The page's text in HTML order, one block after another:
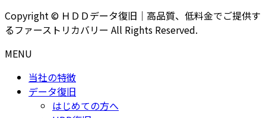
Copyright © ＨＤＤデータ復旧｜高品質、低料金でご提供す
るファーストリカバリー All Rights Reserved.
MENU
当社の特徴
データ復旧
はじめての方へ